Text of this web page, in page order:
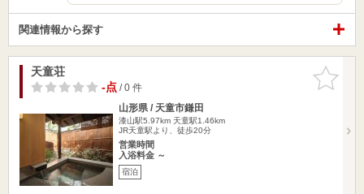
関連情報から探す
お気に入
りに追加
天童荘
-点/ 0 件
山形県 / 天童市鎌田
漆山駅5.97km 天童駅1.46km
JR天童駅より、徒歩20分
営業時間
入浴料金 ～
宿泊